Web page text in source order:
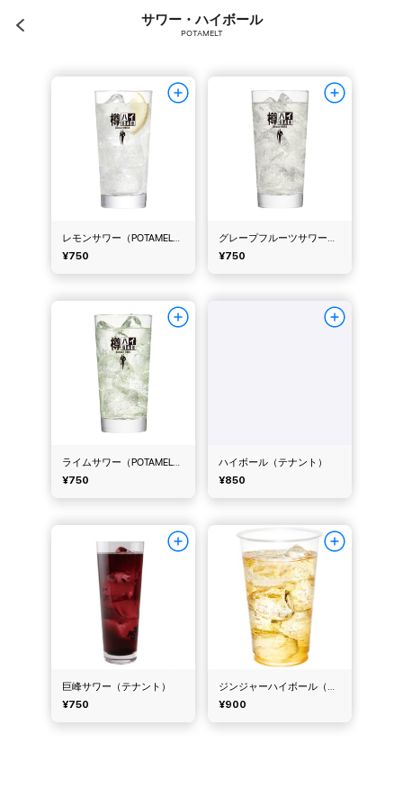
サワー・ハイボール
POTAMELT
¥750
¥750
¥750
ハイボール（テナント）
¥850
巨峰サワー（テナント）
¥750
¥900